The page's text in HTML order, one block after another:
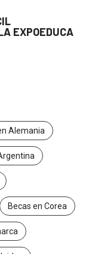
EXPOEDUCA
Alemania
Becas en Corea